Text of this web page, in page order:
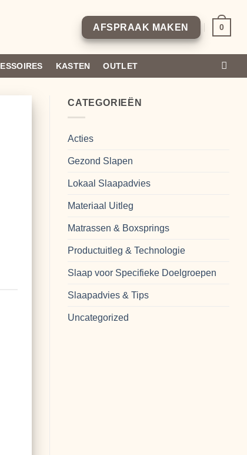
AFSPRAAK MAKEN 0
KASTEN OUTLET
CATEGORIEËN
Acties
Gezond Slapen
Lokaal Slaapadvies
Materiaal Uitleg
Matrassen & Boxsprings
Productuitleg & Technologie
Slaap voor Specifieke Doelgroepen
Slaapadvies & Tips
Uncategorized